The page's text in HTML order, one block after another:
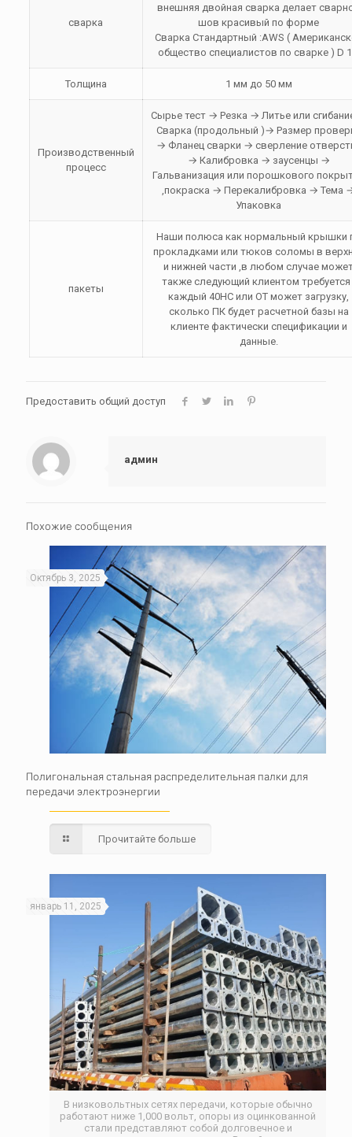
сварка
внешняя двойная сварка делает
шов красивый по форме
Сварка Стандартный :AWS (
общество специалистов по сварке ) D
Толщина 1 мм до 50 мм
Производственный
процесс
Сырье тест → Резка → Литье или
Сварка (продольный )→ Размер
→ Фланец сварки → сверление
→ Калибровка → заусенцы →
Гальванизация или порошкового
,покраска → Перекалибровка → Тема
Упаковка
пакеты
Наши полюса как нормальный крышки
прокладками или тюков соломы в
и нижней части ,в любом случае
также следующий клиентом требуется
каждый 40HC или OT может загрузку,
сколько ПК будет расчетной базы на
клиенте фактически спецификации и
данные.
Предоставить общий доступ
админ
Похожие сообщения
Октябрь 3, 2025
Полигональная стальная распределительная палки для
передачи электроэнергии
Прочитайте больше
В низковольтных сетях передачи, которые обычно
работают ниже 1,000 вольт, опоры из оцинкованной
стали представляют собой долговечное и
январь 11, 2025